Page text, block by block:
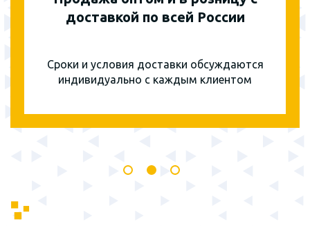
доставкой по всей России
Сроки и условия доставки обсуждаются
индивидуально с каждым клиентом